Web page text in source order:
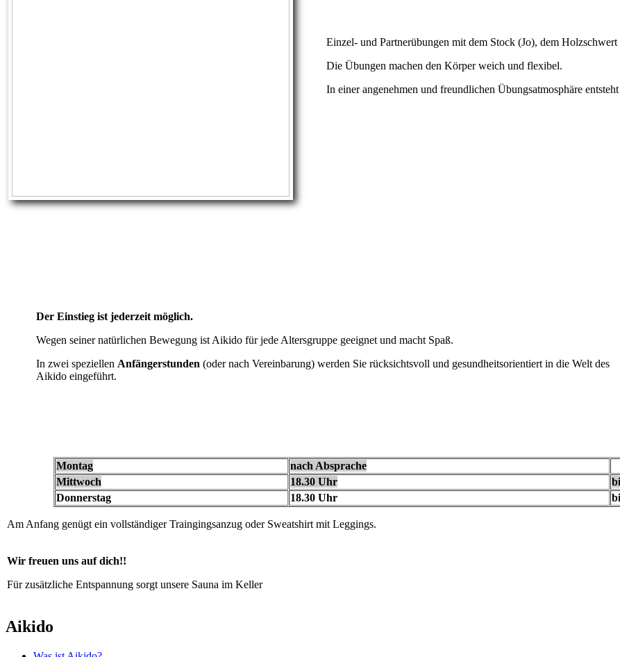
Einzel- und Partnerübungen mit dem Stock (Jo), dem
Die Übungen machen den Körper weich und flexibel.
In einer angenehmen und freundlichen Übungsatmosphäre
Der Einstieg ist jederzeit möglich.
Wegen seiner natürlichen Bewegung ist Aikido für jede Altersgruppe geeignet und macht Spaß.
In zwei speziellen Anfängerstunden (oder nach Vereinbarung) werden Sie rücksichtsvoll und gesundheitsorientiert in die Welt des
Aikido eingeführt.
Montag
nach Absprache
Mittwoch
18.30 Uhr
Donnerstag
18.30 Uhr
Am Anfang genügt ein vollständiger Traingingsanzug oder Sweatshirt mit Leggings.
Wir freuen uns auf dich!!
Für zusätzliche Entspannung sorgt unsere Sauna im Keller
Aikido